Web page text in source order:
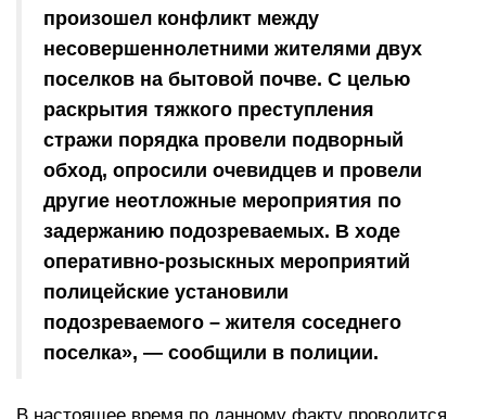
произошел конфликт между
несовершеннолетними жителями двух
поселков на бытовой почве. С целью
раскрытия тяжкого преступления
стражи порядка провели подворный
обход, опросили очевидцев и провели
другие неотложные мероприятия по
задержанию подозреваемых. В ходе
оперативно-розыскных мероприятий
полицейские установили
подозреваемого – жителя соседнего
поселка», — сообщили в полиции.
В настоящее время по данному факту проводится